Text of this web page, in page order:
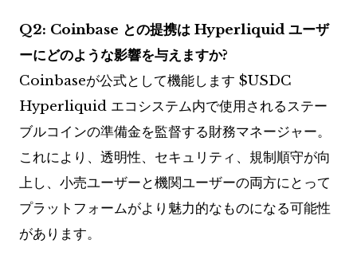
Q2: Coinbase との提携は Hyperliquid ユーザ
ーにどのような影響を与えますか?
Coinbaseが公式として機能します $USDC
Hyperliquid エコシステム内で使用されるステー
ブルコインの準備金を監督する財務マネージャー。
これにより、透明性、セキュリティ、規制順守が向
上し、小売ユーザーと機関ユーザーの両方にとって
プラットフォームがより魅力的なものになる可能性
があります。